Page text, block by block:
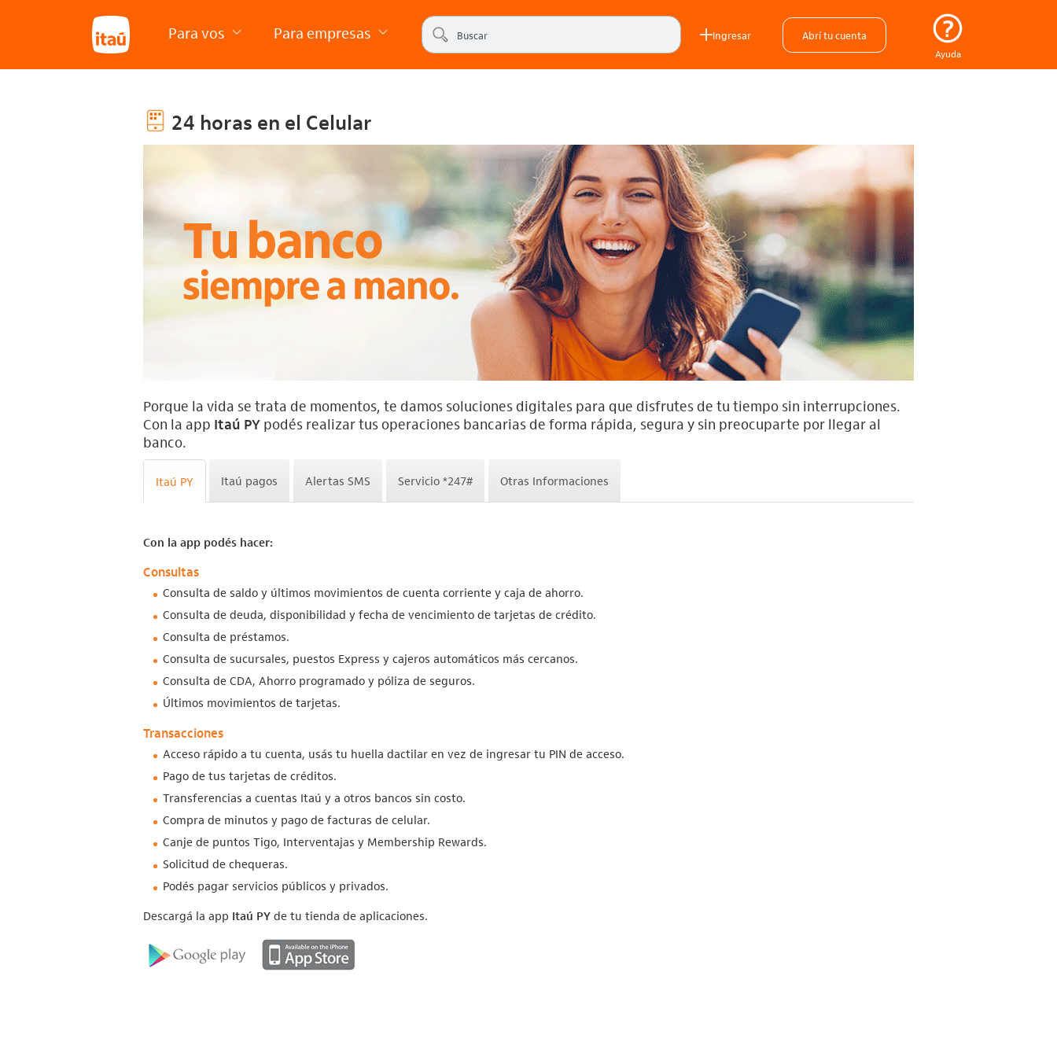
Para vos Para empresas Ingresar Abrí tu cuenta
Ayuda
24 horas en el Celular
Porque la vida se trata de momentos, te damos soluciones digitales para que disfrutes de tu tiempo sin interrupciones.
Con la app Itaú PY podés realizar tus operaciones bancarias de forma rápida, segura y sin preocuparte por llegar al
banco.
Itaú PY Itaú pagos Alertas SMS Servicio *247# Otras Informaciones
Con la app podés hacer:
Consultas
Consulta de saldo y últimos movimientos de cuenta corriente y caja de ahorro.
Consulta de deuda, disponibilidad y fecha de vencimiento de tarjetas de crédito.
Consulta de préstamos.
Consulta de sucursales, puestos Express y cajeros automáticos más cercanos.
Consulta de CDA, Ahorro programado y póliza de seguros.
Últimos movimientos de tarjetas.
Transacciones
Acceso rápido a tu cuenta, usás tu huella dactilar en vez de ingresar tu PIN de acceso.
Pago de tus tarjetas de créditos.
Transferencias a cuentas Itaú y a otros bancos sin costo.
Compra de minutos y pago de facturas de celular.
Canje de puntos Tigo, Interventajas y Membership Rewards.
Solicitud de chequeras.
Podés pagar servicios públicos y privados.
Descargá la app Itaú PY de tu tienda de aplicaciones.